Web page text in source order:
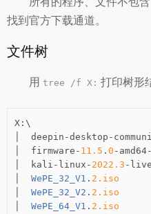
找到官方下载通道。
文件树
用 tree /f X: 打印树形
X :
  deepin
-desktop -
  firmware
- 11.5 . 0 - amd64-
  kali
- linux - 2022.3 - live
WePE_32_V1 . 2.iso
WePE_32_V2 . 2.iso
WePE_64_V1 . 2.iso